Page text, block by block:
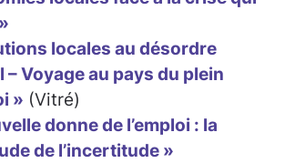
locales au désordre
– Voyage au pays du plein
» (Vitré)
donne de l’emploi : la
de l’incertitude »